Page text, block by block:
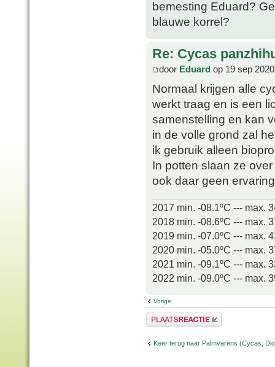
bemesting Eduard?
blauwe korrel?
Re: Cycas
door Eduard op 19 sep
Normaal krijgen alle
werkt traag en is een
samenstelling en kan
in de volle grond zal
ik gebruik alleen
In potten slaan ze
ook daar geen
2017 min. -08.1ºC --- max.
2018 min. -08.6ºC --- max.
2019 min. -07.0ºC --- max.
2020 min. -05.0ºC --- max.
2021 min. -09.1ºC --- max.
2022 min. -09.0ºC --- max.
Vorige
Plaats een reactie
Keer terug naar Palmvarens (Cycas,